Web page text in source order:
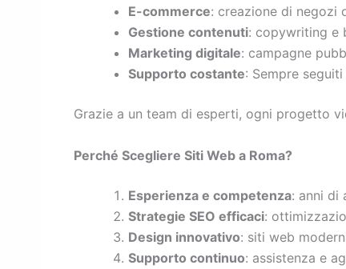
E-commerce: creazione di negozi
Gestione contenuti: copywriting e
Marketing digitale: campagne
Supporto costante: Sempre
Grazie a un team di esperti, ogni progetto
Perché Scegliere Siti Web a Roma?
Esperienza e competenza: anni di
Strategie SEO efficaci:
Design innovativo: siti web
Supporto continuo: assistenza e